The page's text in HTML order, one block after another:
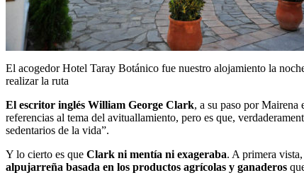
El acogedor Hotel Taray Botánico fue nuestro alojamiento la
realizar la ruta
El escritor inglés William George Clark, a su paso por Mairena
referencias al tema del avituallamiento, pero es que,
sedentarios de la vida”.
Y lo cierto es que Clark ni mentía ni exageraba. A primera
alpujarreña basada en los productos agrícolas y ganaderos